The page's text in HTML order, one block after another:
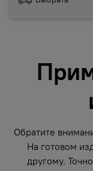
Обратите
На готовом
другому.